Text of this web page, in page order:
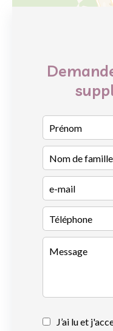
J’ai lu et